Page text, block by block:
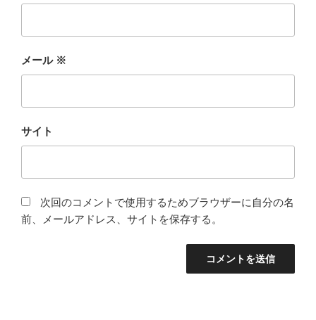
メール ※
サイト
次回のコメントで使用するためブラウザーに自分の名
前、メールアドレス、サイトを保存する。